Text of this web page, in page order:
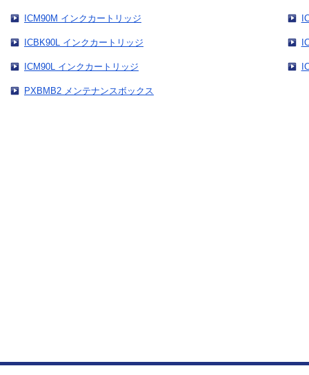
ICM90M インクカートリッジ
ICBK90L インクカートリッジ
ICM90L インクカートリッジ
PXBMB2 メンテナンスボックス